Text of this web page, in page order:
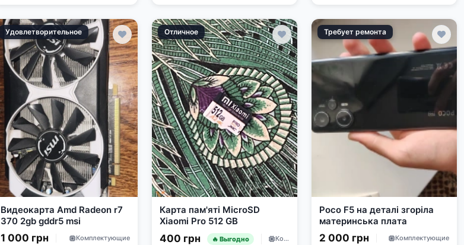
Удовлетворительное
Видеокарта Amd Radeon r7
370 2gb gddr5 msi
1 000 грн Комплектующие
Отличное
Карта пам'яті MicroSD
Xiaomi Pro 512 GB
400 грн 🔥 Выгодно Комплектующие
Требует ремонта
Poco F5 на деталі згоріла
материнська плата
2 000 грн Комплектующие